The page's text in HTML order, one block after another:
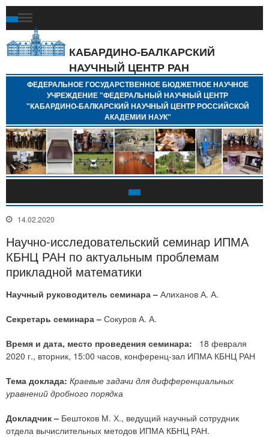
КАБАРДИНО-БАЛКАРСКИЙ
НАУЧНЫЙ ЦЕНТР РАН
ФЕДЕРАЛЬНОЕ ГОСУДАРСТВЕННОЕ БЮДЖЕТНОЕ НАУЧНОЕ
УЧРЕЖДЕНИЕ "ФЕДЕРАЛЬНЫЙ НАУЧНЫЙ ЦЕНТР
"КАБАРДИНО-БАЛКАРСКИЙ НАУЧНЫЙ ЦЕНТР РОССИЙСКОЙ
АКАДЕМИИ НАУК"
14.02.2020
Научно-исследовательский семинар ИПМА
КБНЦ РАН по актуальным проблемам
прикладной математики
Научный руководитель семинара – Алиханов А. А.
Секретарь семинара – Сокуров А. А.
Время и дата, место проведения семинара: 18 февраля
2020 г., вторник, 15:00 часов, конференц-зал ИПМА КБНЦ РАН
Тема доклада: Краевые задачи для дифференциальных
уравнений дробного порядка
Докладчик – Бештоков М. Х., ведущий научный сотрудник
отдела вычислительных методов ИПМА КБНЦ РАН.